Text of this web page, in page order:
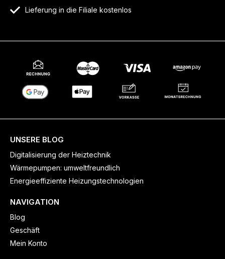
Lieferung in die Filiale kostenlos
UNSERE BLOG
Digitalisierung der Heiztechnik
Wärmepumpen: umweltfreundlich
Energieeffiziente Heizungstechnologien
NAVIGATION
Blog
Geschäft
Mein Konto